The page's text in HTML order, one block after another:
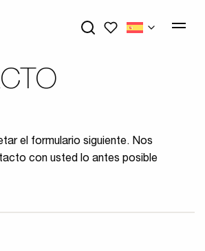
My wishlists
el formulario siguiente. Nos
con usted lo antes posible